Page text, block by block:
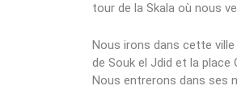
tour de la Skala où nous
Nous irons dans cette
de Souk el Jdid et la place
Nous entrerons dans ses